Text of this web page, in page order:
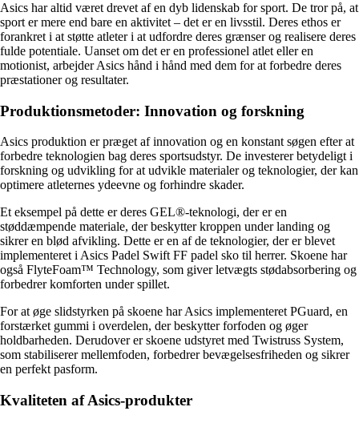
Asics har altid været drevet af en dyb lidenskab for sport. De tror på, at
sport er mere end bare en aktivitet – det er en livsstil. Deres ethos er
forankret i at støtte atleter i at udfordre deres grænser og realisere deres
fulde potentiale. Uanset om det er en professionel atlet eller en
motionist, arbejder Asics hånd i hånd med dem for at forbedre deres
præstationer og resultater.
Produktionsmetoder: Innovation og forskning
Asics produktion er præget af innovation og en konstant søgen efter at
forbedre teknologien bag deres sportsudstyr. De investerer betydeligt i
forskning og udvikling for at udvikle materialer og teknologier, der kan
optimere atleternes ydeevne og forhindre skader.
Et eksempel på dette er deres GEL®-teknologi, der er en
støddæmpende materiale, der beskytter kroppen under landing og
sikrer en blød afvikling. Dette er en af de teknologier, der er blevet
implementeret i Asics Padel Swift FF padel sko til herrer. Skoene har
også FlyteFoam™ Technology, som giver letvægts stødabsorbering og
forbedrer komforten under spillet.
For at øge slidstyrken på skoene har Asics implementeret PGuard, en
forstærket gummi i overdelen, der beskytter forfoden og øger
holdbarheden. Derudover er skoene udstyret med Twistruss System,
som stabiliserer mellemfoden, forbedrer bevægelsesfriheden og sikrer
en perfekt pasform.
Kvaliteten af Asics-produkter